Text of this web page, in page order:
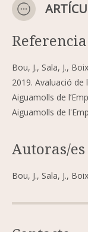
Referencia
Bou, J., Sala, J.,
2019. Avaluació de
Aiguamolls de
Aiguamolls de
Autoras/es
Bou, J., Sala, J.,